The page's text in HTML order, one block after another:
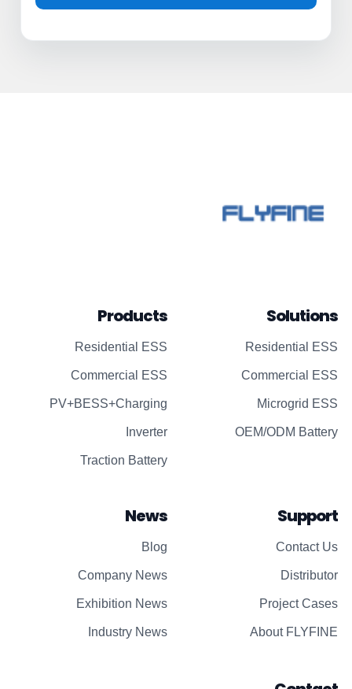
Solutions
Residential ESS
Commercial ESS
Microgrid ESS
OEM/ODM Battery
Products
Residential ESS
Commercial ESS
PV+BESS+Charging
Inverter
Traction Battery
Support
Contact Us
Distributor
Project Cases
About FLYFINE
News
Blog
Company News
Exhibition News
Industry News